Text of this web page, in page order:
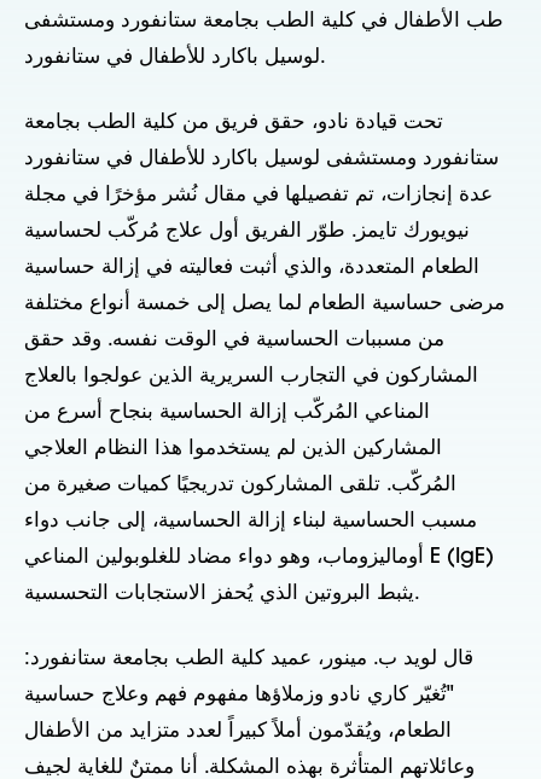
طب الأطفال في كلية الطب بجامعة ستانفورد ومستشفى
لوسيل باكارد للأطفال في ستانفورد.
تحت قيادة نادو، حقق فريق من كلية الطب بجامعة
ستانفورد ومستشفى لوسيل باكارد للأطفال في ستانفورد
عدة إنجازات، تم تفصيلها في مقال نُشر مؤخرًا في مجلة
نيويورك تايمز. طوّر الفريق أول علاج مُركّب لحساسية
الطعام المتعددة، والذي أثبت فعاليته في إزالة حساسية
مرضى حساسية الطعام لما يصل إلى خمسة أنواع مختلفة
من مسببات الحساسية في الوقت نفسه. وقد حقق
المشاركون في التجارب السريرية الذين عولجوا بالعلاج
المناعي المُركّب إزالة الحساسية بنجاح أسرع من
المشاركين الذين لم يستخدموا هذا النظام العلاجي
المُركّب. تلقى المشاركون تدريجيًا كميات صغيرة من
مسبب الحساسية لبناء إزالة الحساسية، إلى جانب دواء
أوماليزوماب، وهو دواء مضاد للغلوبولين المناعي E (IgE)
يثبط البروتين الذي يُحفز الاستجابات التحسسية.
قال لويد ب. مينور، عميد كلية الطب بجامعة ستانفورد:
"تُغيّر كاري نادو وزملاؤها مفهوم فهم وعلاج حساسية
الطعام، ويُقدّمون أملاً كبيراً لعدد متزايد من الأطفال
وعائلاتهم المتأثرة بهذه المشكلة. أنا ممتنٌ للغاية لجيف